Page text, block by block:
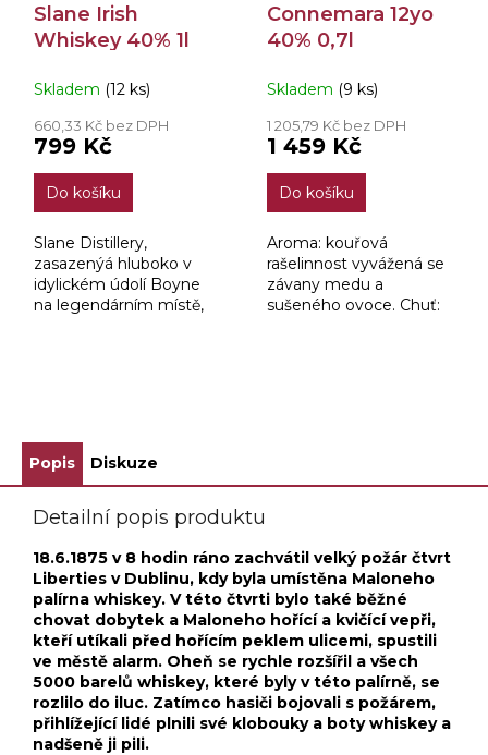
Slane Irish
Whiskey 40% 1l
Skladem (12 ks)
660,33 Kč bez DPH
799 Kč
Do košíku
Slane Distillery,
zasazenýá hluboko v
idylickém údolí Boyne
na legendárním místě,
Connemara 12yo
40% 0,7l
Skladem (9 ks)
1 205,79 Kč bez DPH
1 459 Kč
Do košíku
Aroma: kouřová
rašelinnost vyvážená se
závany medu a
sušeného ovoce. Chuť:
Popis Diskuze
Detailní popis produktu
18.6.1875 v 8 hodin ráno zachvátil velký požár čtvrt
Liberties v Dublinu, kdy byla umístěna Maloneho
palírna whiskey. V této čtvrti bylo také běžné
chovat dobytek a Maloneho hořící a kvičící vepři,
kteří utíkali před hořícím peklem ulicemi, spustili
ve městě alarm. Oheň se rychle rozšířil a všech
5000 barelů whiskey, které byly v této palírně, se
rozlilo do iluc. Zatímco hasiči bojovali s požárem,
přihlížející lidé plnili své klobouky a boty whiskey a
nadšeně ji pili.